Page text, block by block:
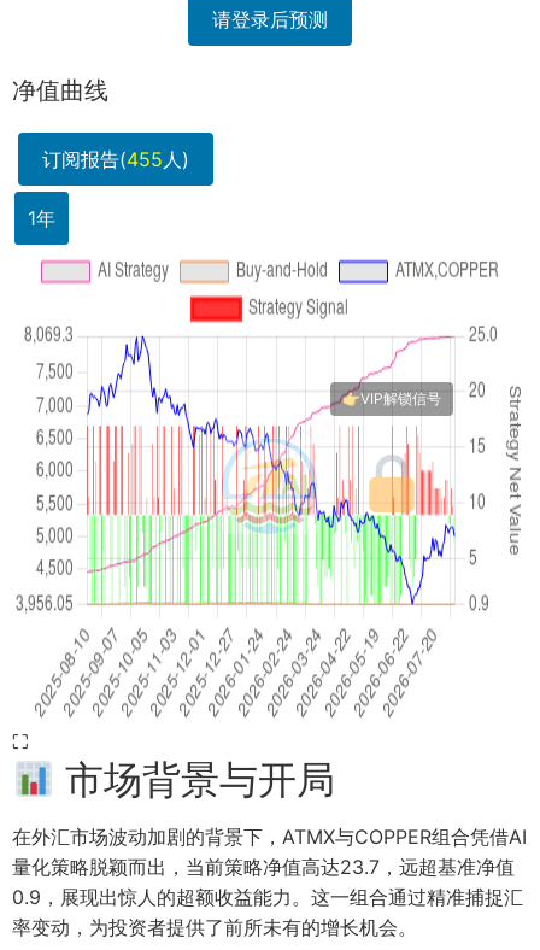
请登录后预测
净值曲线
订阅报告(455人)
1年
⛶
市场背景与开局
在外汇市场波动加剧的背景下，ATMX与COPPER组合凭借AI
量化策略脱颖而出，当前策略净值高达23.7，远超基准净值
0.9，展现出惊人的超额收益能力。这一组合通过精准捕捉汇
率变动，为投资者提供了前所未有的增长机会。